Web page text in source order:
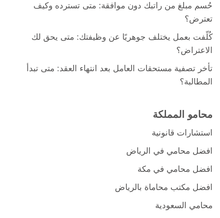
حُسم مبلغ من راتبك دون موافقة: متى تسترده وكيف
تعترض؟
كُلّفت بعمل يختلف جوهريًا عن وظيفتك: متى يحق لك
الاعتراض؟
تأخر تصفية مستحقات العامل بعد انتهاء العقد: متى تبدأ
المطالبة؟
محامو المملكة
استشارات قانونية
افضل محامي في الرياض
افضل محامي في مكة
افضل مكتب محاماة بالرياض
محامي السعودية